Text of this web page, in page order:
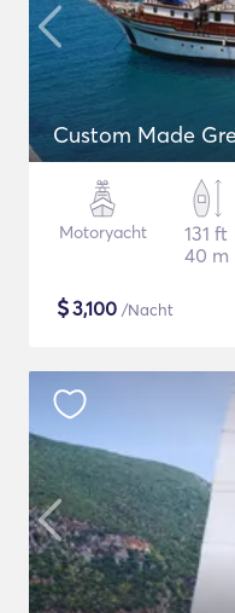
Custom Made
Motoryacht
131 ft
40 m
$3,100 /Nacht